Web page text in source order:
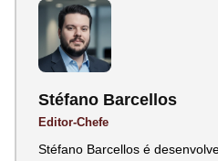
Stéfano Barcellos
Editor-Chefe
Stéfano Barcellos é